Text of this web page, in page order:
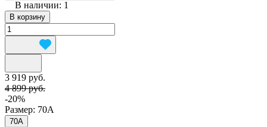
В наличии: 1
В корзину
3 919 руб.
4 899 руб.
-20%
Размер: 70A
70A